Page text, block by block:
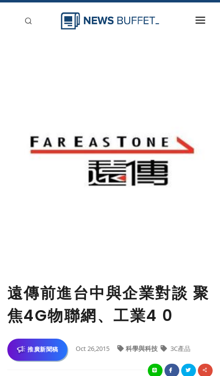
遠傳前進台中與企業對談 聚
焦4G物聯網、工業4 0
推廣新聞稿 Oct 26,2015 科學與科技 3C產品